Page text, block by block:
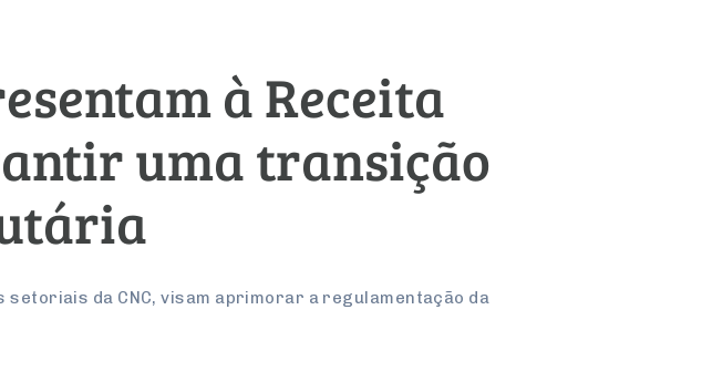
à Receita
uma transição
da CNC, visam aprimorar a regulamentação da